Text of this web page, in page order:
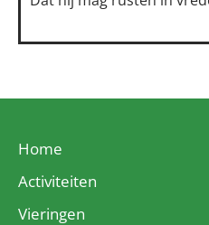
Home
Activiteiten
Vieringen